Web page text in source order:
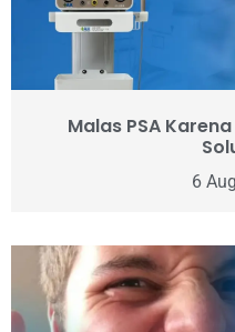
Malas PSA
6